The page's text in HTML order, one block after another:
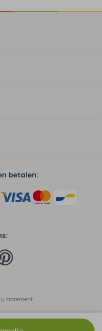
betalen:
statement